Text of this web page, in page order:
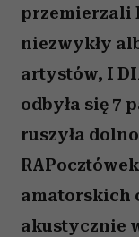
przemierzali
niezwykły
artystów, I
odbyła się 7
ruszyła
amatorskich
akustycznie